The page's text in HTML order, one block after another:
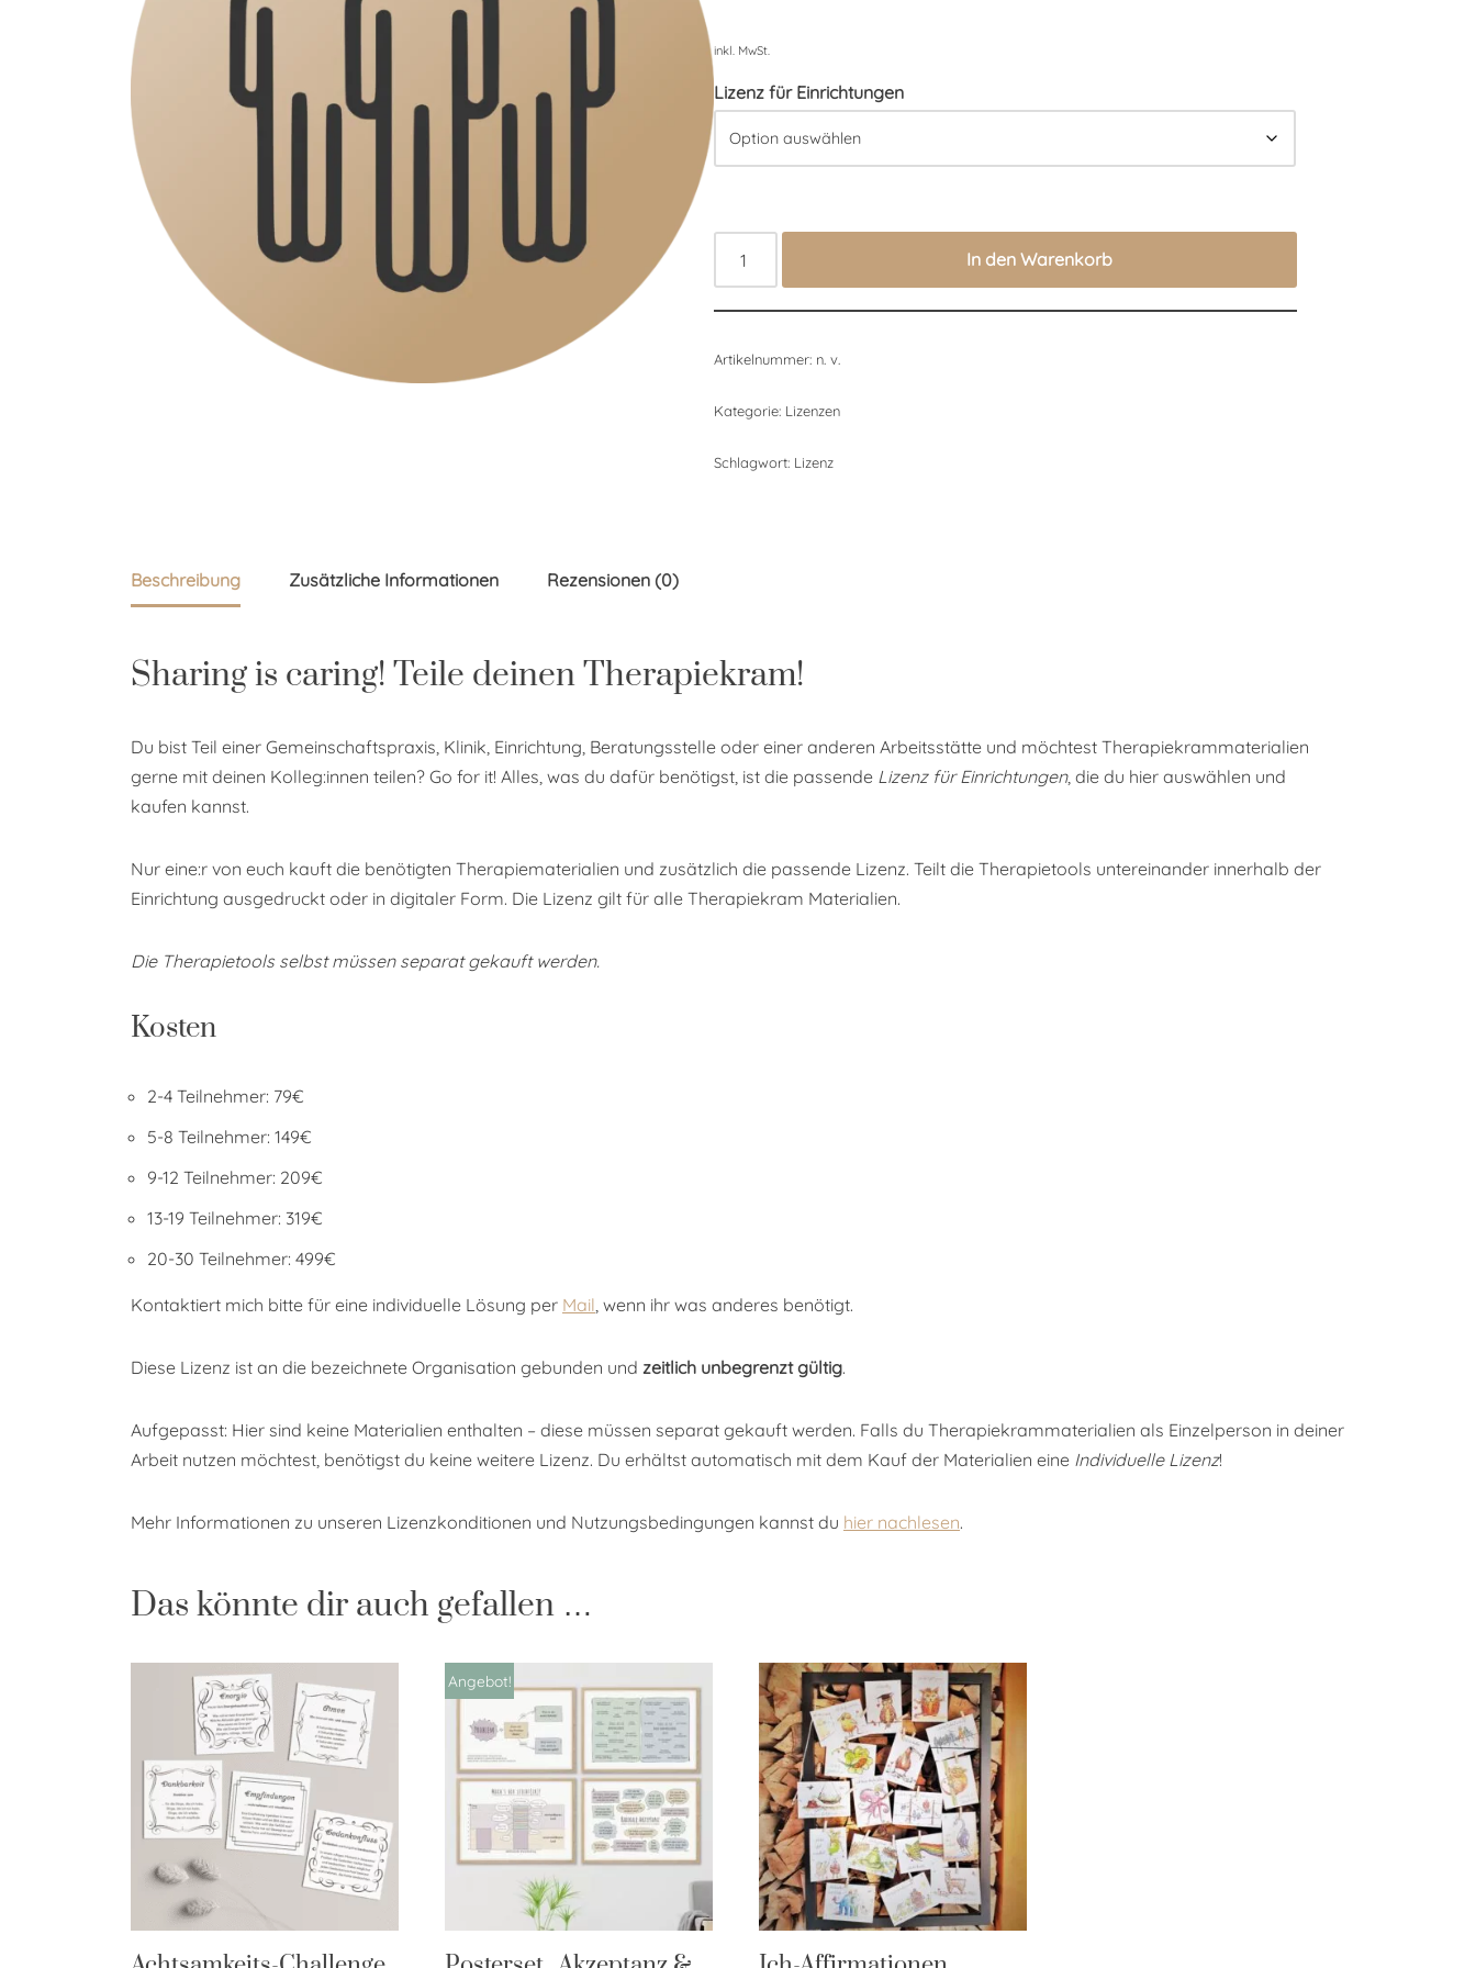
inkl. MwSt.
Lizenz für Einrichtungen
In den Warenkorb
Artikelnummer: n. v.
Kategorie: Lizenzen
Schlagwort: Lizenz
Beschreibung Zusätzliche Informationen Rezensionen (0)
Sharing is caring! Teile deinen Therapiekram!
Du bist Teil einer Gemeinschaftspraxis, Klinik, Einrichtung, Beratungsstelle oder einer anderen Arbeitsstätte und möchtest Therapiekrammaterialien
gerne mit deinen Kolleg:innen teilen? Go for it! Alles, was du dafür benötigst, ist die passende Lizenz für Einrichtungen, die du hier auswählen und
kaufen kannst.
Nur eine:r von euch kauft die benötigten Therapiematerialien und zusätzlich die passende Lizenz. Teilt die Therapietools untereinander innerhalb der
Einrichtung ausgedruckt oder in digitaler Form. Die Lizenz gilt für alle Therapiekram Materialien.
Die Therapietools selbst müssen separat gekauft werden.
Kosten
2-4 Teilnehmer: 79€
5-8 Teilnehmer: 149€
9-12 Teilnehmer: 209€
13-19 Teilnehmer: 319€
20-30 Teilnehmer: 499€
Kontaktiert mich bitte für eine individuelle Lösung per Mail, wenn ihr was anderes benötigt.
Diese Lizenz ist an die bezeichnete Organisation gebunden und zeitlich unbegrenzt gültig.
Aufgepasst: Hier sind keine Materialien enthalten – diese müssen separat gekauft werden. Falls du Therapiekrammaterialien als Einzelperson in deiner
Arbeit nutzen möchtest, benötigst du keine weitere Lizenz. Du erhältst automatisch mit dem Kauf der Materialien eine Individuelle Lizenz!
Mehr Informationen zu unseren Lizenzkonditionen und Nutzungsbedingungen kannst du hier nachlesen.
Das könnte dir auch gefallen …
Angebot!